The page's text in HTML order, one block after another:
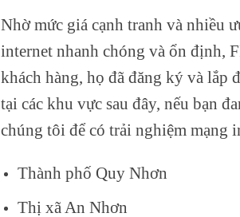
Nhờ mức giá cạnh tranh và nhiều
internet nhanh chóng và ổn định,
khách hàng, họ đã đăng ký và lắp
tại các khu vực sau đây, nếu bạn
chúng tôi để có trải nghiệm mạng
Thành phố Quy Nhơn
Thị xã An Nhơn